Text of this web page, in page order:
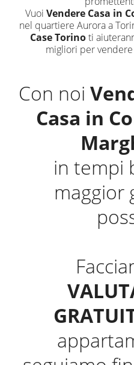
Vuoi Vendere Casa in
nel quartiere Aurora a
Case Torinoti
migliori per
Con noi
Casa in
in tempi
maggior